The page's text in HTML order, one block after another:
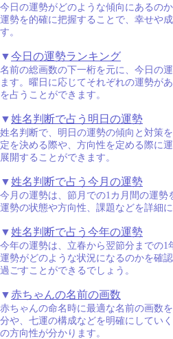
今日の運勢がどのような傾向にあるの
運勢を的確に把握することで、幸せや
す。
▼今日の運勢ランキング
名前の総画数の下一桁を元に、今日の
ます。曜日に応じてそれぞれの運勢が
を占うことができます。
▼姓名判断で占う明日の運勢
姓名判断で、明日の運勢の傾向と対策
定を決める際や、方向性を定める際に
展開することができます。
▼姓名判断で占う今月の運勢
今月の運勢は、節月での1カ月間の運
運勢の状態や方向性、課題などを詳細
▼姓名判断で占う今年の運勢
今年の運勢は、立春から翌節分までの
運勢がどのような状況になるのかを確
過ごすことができるでしょう。
▼赤ちゃんの名前の画数
赤ちゃんの命名時に最適な名前の画数
分や、七運の構成などを明確にしてい
の方向性が分かります。